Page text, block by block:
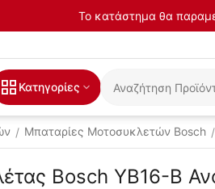
Το κατάστημα θα
Κατηγορίες
/ Μπαταρίες Μοτοσυκλετών Bosch /
Bosch YB16-B